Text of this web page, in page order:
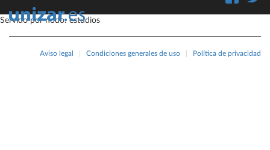
Aviso legal Condiciones generales de uso Política de privacidad
Servido por nodo: estudios